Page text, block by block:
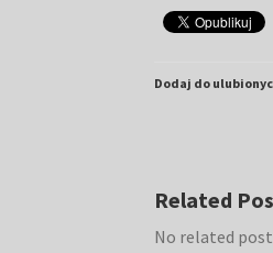
Dodaj do
Related
No related